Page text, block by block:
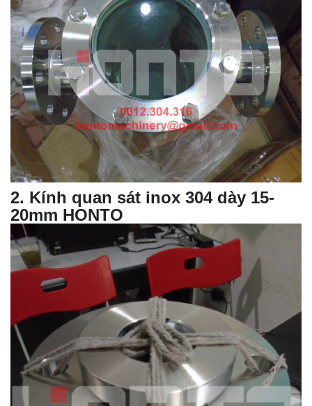
2. Kính quan sát inox 304 dày 15-
20mm HONTO